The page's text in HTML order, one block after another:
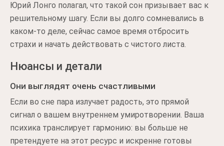
Юрий Лонго полагал, что такой сон призывает вас к
решительному шагу. Если вы долго сомневались в
каком-то деле, сейчас самое время отбросить
страхи и начать действовать с чистого листа.
Нюансы и детали
Они выглядят очень счастливыми
Если во сне пара излучает радость, это прямой
сигнал о вашем внутреннем умиротворении. Ваша
психика транслирует гармонию: вы больше не
претендуете на этот ресурс и искренне готовы